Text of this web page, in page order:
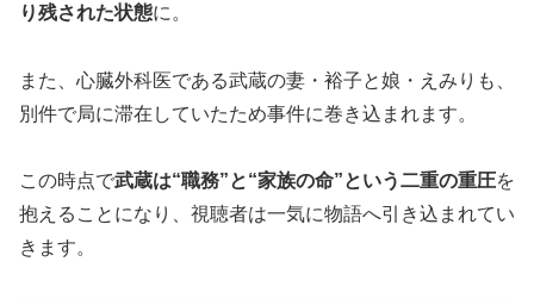
り残された状態に。
また、心臓外科医である武蔵の妻・裕子と娘・えみりも、
別件で局に滞在していたため事件に巻き込まれます。
この時点で武蔵は“職務”と“家族の命”という二重の重圧を
抱えることになり、視聴者は一気に物語へ引き込まれてい
きます。